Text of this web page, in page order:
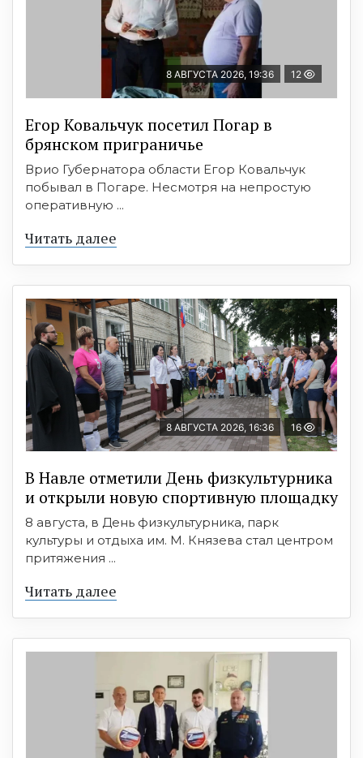
8 АВГУСТА 2026, 19:36 12
Егор Ковальчук посетил Погар в
брянском приграничье
Врио Губернатора области Егор Ковальчук
побывал в Погаре. Несмотря на непростую
оперативную ...
Читать далее
8 АВГУСТА 2026, 16:36 16
В Навле отметили День физкультурника
и открыли новую спортивную площадку
8 августа, в День физкультурника, парк
культуры и отдыха им. М. Князева стал центром
притяжения ...
Читать далее